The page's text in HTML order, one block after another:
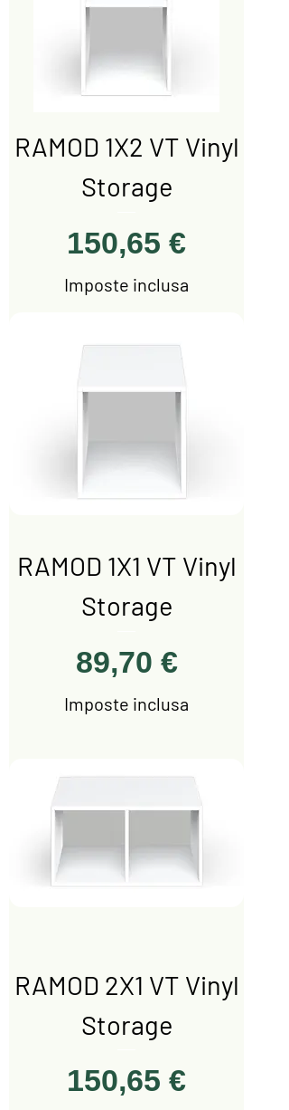
RAMOD 1X2 VT Vinyl
Storage
Prezzo
150,65 €
Imposte inclusa
RAMOD 1X1 VT Vinyl
Storage
Prezzo
89,70 €
Imposte inclusa
RAMOD 2X1 VT Vinyl
Storage
Prezzo
150,65 €